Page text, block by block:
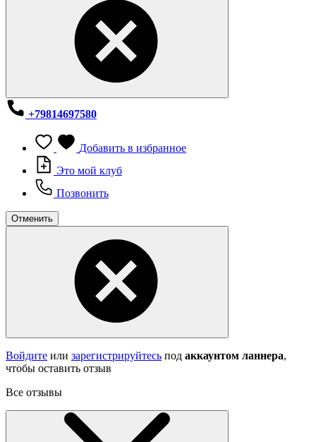
+79814697580
Добавить в избранное
Это мой клуб
Позвонить
Отменить
Войдите или зарегистрируйтесь под аккаунтом ланнера,
чтобы оставить отзыв
Все отзывы